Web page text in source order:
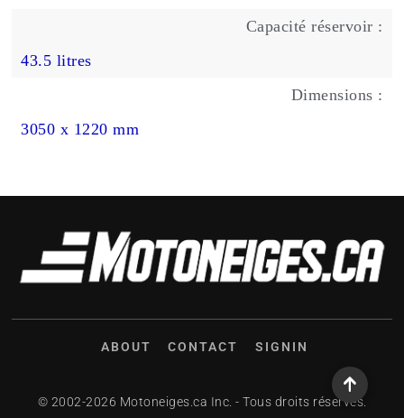
Capacité réservoir :
43.5 litres
Dimensions :
3050 x 1220 mm
ABOUT CONTACT SIGNIN
© 2002-2026 Motoneiges.ca Inc. - Tous droits réservés.